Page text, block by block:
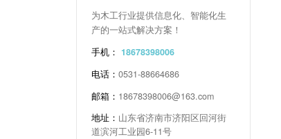
为木工行业提供信息化、智能化生
产的一站式解决方案！
手机： 18678398006
电话：0531-88664686
邮箱： 18678398006@163.com
地址： 山东省济南市济阳区回河街
道滨河工业园6-11号